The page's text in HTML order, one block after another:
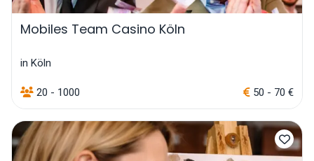
Mobiles Team Casino Köln
in Köln
20 - 1000 50 - 70 €